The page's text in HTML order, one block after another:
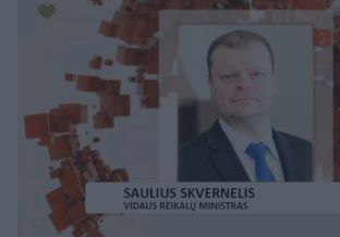
Paremkite Ukrainą